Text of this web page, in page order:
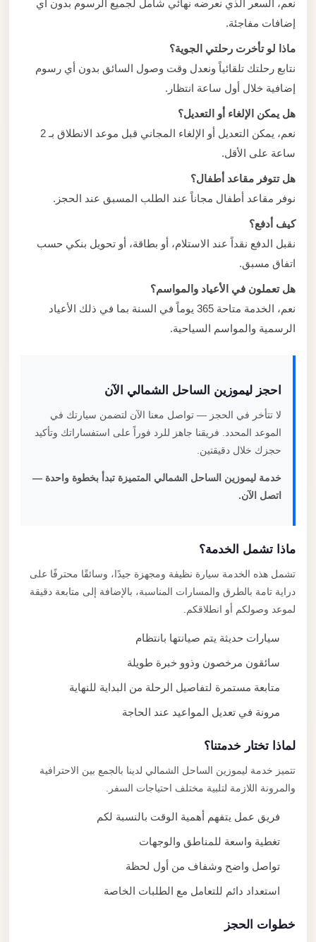
نعم، السعر الذي نعرضه نهائي شامل لجميع الرسوم بدون أي
إضافات مفاجئة.
ماذا لو تأخرت رحلتي الجوية؟
نتابع رحلتك تلقائياً ونعدل وقت وصول السائق بدون أي رسوم
إضافية خلال أول ساعة انتظار.
هل يمكن الإلغاء أو التعديل؟
نعم، يمكن التعديل أو الإلغاء المجاني قبل موعد الانطلاق بـ 2
ساعة على الأقل.
هل تتوفر مقاعد أطفال؟
نوفر مقاعد أطفال مجاناً عند الطلب المسبق عند الحجز.
كيف أدفع؟
نقبل الدفع نقداً عند الاستلام، أو بطاقة، أو تحويل بنكي حسب
اتفاق مسبق.
هل تعملون في الأعياد والمواسم؟
نعم، الخدمة متاحة 365 يوماً في السنة بما في ذلك الأعياد
الرسمية والمواسم السياحية.
احجز ليموزين الساحل الشمالي الآن
لا تتأخر في الحجز — تواصل معنا الآن لتضمن سيارتك في
الموعد المحدد. فريقنا جاهز للرد فوراً على استفساراتك وتأكيد
حجزك خلال دقيقتين.
خدمة ليموزين الساحل الشمالي المتميزة تبدأ بخطوة واحدة —
اتصل الآن.
ماذا تشمل الخدمة؟
تشمل هذه الخدمة سيارة نظيفة ومجهزة جيدًا، وسائقًا محترفًا على
دراية تامة بالطرق والمسارات المناسبة، بالإضافة إلى متابعة دقيقة
لموعد وصولكم أو انطلاقكم.
سيارات حديثة يتم صيانتها بانتظام
سائقون مرخصون وذوو خبرة طويلة
متابعة مستمرة لتفاصيل الرحلة من البداية للنهاية
مرونة في تعديل المواعيد عند الحاجة
لماذا تختار خدمتنا؟
تتميز خدمة ليموزين الساحل الشمالي لدينا بالجمع بين الاحترافية
والمرونة اللازمة لتلبية مختلف احتياجات السفر.
فريق عمل يتفهم أهمية الوقت بالنسبة لكم
تغطية واسعة للمناطق والوجهات
تواصل واضح وشفاف من أول لحظة
استعداد دائم للتعامل مع الطلبات الخاصة
خطوات الحجز